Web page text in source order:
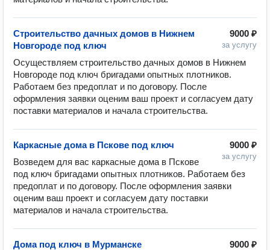
9000 ₽
за услугу
Строительство дачных домов в Нижнем
Новгороде под ключ
Осуществляем строительство дачных домов в Нижнем
Новгороде под ключ бригадами опытных плотников.
Работаем без предоплат и по договору. После
оформления заявки оценим ваш проект и согласуем дату
9000 ₽
за услугу
Каркасные дома в Пскове под ключ
Возведем для вас каркасные дома в Пскове
под ключ бригадами опытных плотников. Работаем без
предоплат и по договору. После оформления заявки
оценим ваш проект и согласуем дату поставки
9000 ₽
Дома под ключ в Мурманске